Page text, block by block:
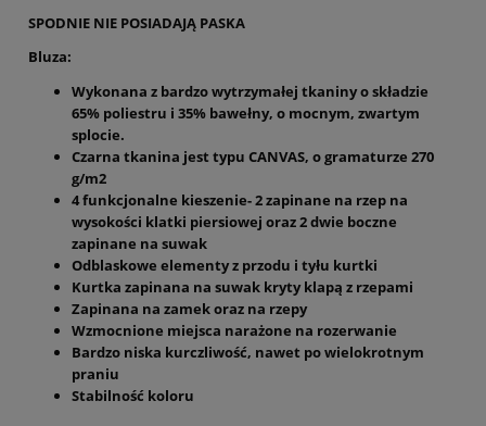
SPODNIE NIE POSIADAJĄ PASKA
Bluza:
Wykonana z bardzo wytrzymałej tkaniny o składzie
65% poliestru i 35% bawełny, o mocnym, zwartym
splocie.
Czarna tkanina jest typu CANVAS, o gramaturze 270
g/m2
4 funkcjonalne kieszenie- 2 zapinane na rzep na
wysokości klatki piersiowej oraz 2 dwie boczne
zapinane na suwak
Odblaskowe elementy z przodu i tyłu kurtki
Kurtka zapinana na suwak kryty klapą z rzepami
Zapinana na zamek oraz na rzepy
Wzmocnione miejsca narażone na rozerwanie
Bardzo niska kurczliwość, nawet po wielokrotnym
praniu
Stabilność koloru